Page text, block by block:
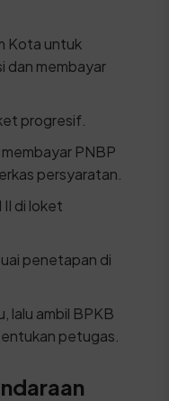
Kota untuk
dan membayar
progresif.
PNBP
persyaratan.
di loket
penetapan di
lalu ambil BPKB
petugas.